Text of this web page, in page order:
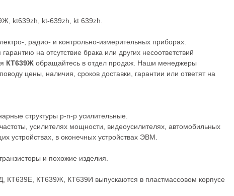
kt639zh, kt-639zh, kt 639zh.
, радио- и контрольно-измерительных приборах.
на отсутствие брака или других несоответствий
КТ639Ж обращайтесь в отдел продаж. Наши менеджеры
цены, наличия, сроков доставки, гарантии или ответят на
структуры p-n-p усилительные.
усилителях мощности, видеоусилителях, автомобильных
устройствах, в оконечных устройствах ЭВМ.
и похожие изделия.
КТ639Е, КТ639Ж, КТ639И выпускаются в пластмассовом корпусе